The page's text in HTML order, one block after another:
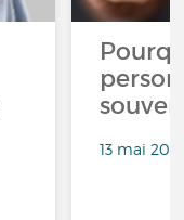
13 mai